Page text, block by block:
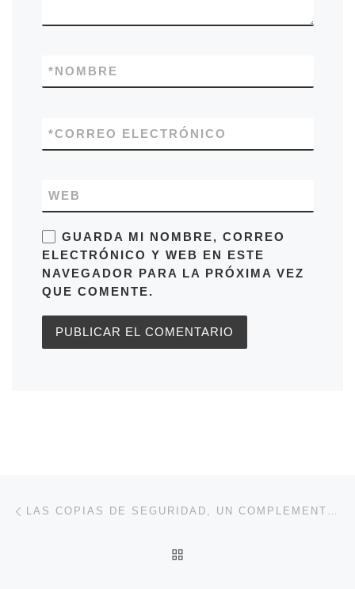
NOMBRE
*
CORREO ELECTRÓNICO
*
WEB
GUARDA MI NOMBRE, CORREO
ELECTRÓNICO Y WEB EN ESTE
NAVEGADOR PARA LA PRÓXIMA VEZ
QUE COMENTE.
Navegación de entradas LAS COPIAS DE SEGURIDAD, UN COMPLEMENTO NECESARIO